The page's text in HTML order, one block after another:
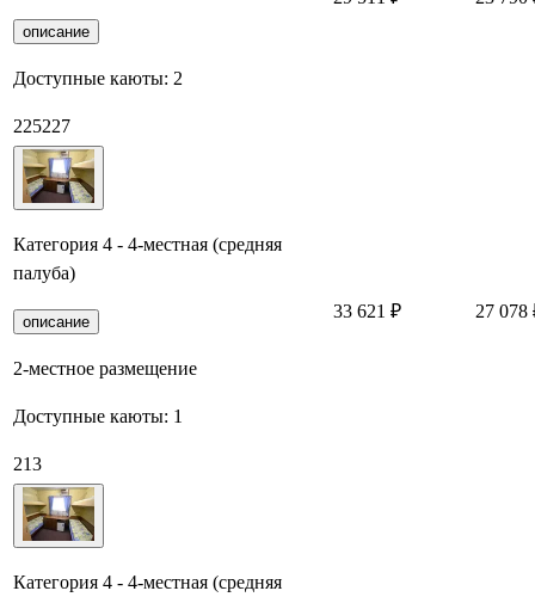
описание
Доступные каюты: 2
225227
Категория 4 - 4-местная (средняя
палуба)
описание
2-местное размещение
Доступные каюты: 1
213
33 621 ₽ 27 078
Категория 4 - 4-местная (средняя